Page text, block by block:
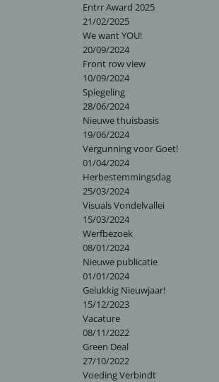
Entrr Award 2025
21/02/2025
We want YOU!
20/09/2024
Front row view
10/09/2024
Spiegeling
28/06/2024
Nieuwe thuisbasis
19/06/2024
Vergunning voor Goet!
01/04/2024
Herbestemmingsdag
25/03/2024
Visuals Vondelvallei
15/03/2024
Werfbezoek
08/01/2024
Nieuwe publicatie
01/01/2024
Gelukkig Nieuwjaar!
15/12/2023
Vacature
08/11/2022
Green Deal
27/10/2022
Voeding Verbindt